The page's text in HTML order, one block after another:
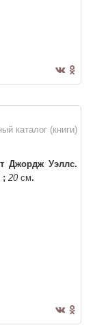
каталог (книги)
Джордж Уэллс.
; 20см.